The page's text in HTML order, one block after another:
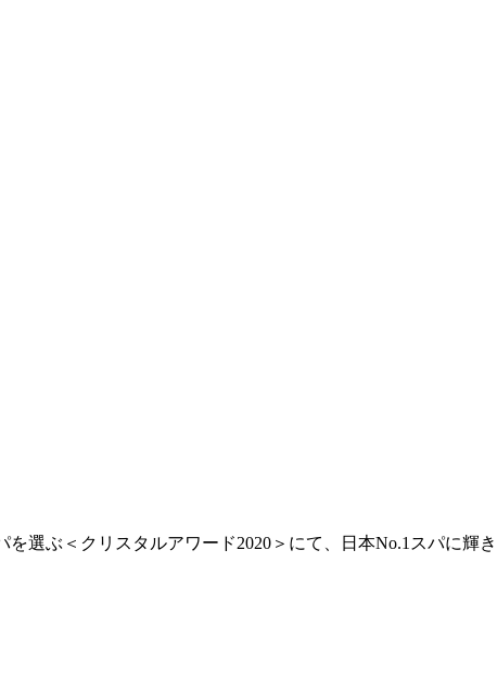
選ぶ＜クリスタルアワード2020＞にて、日本No.1スパに輝き